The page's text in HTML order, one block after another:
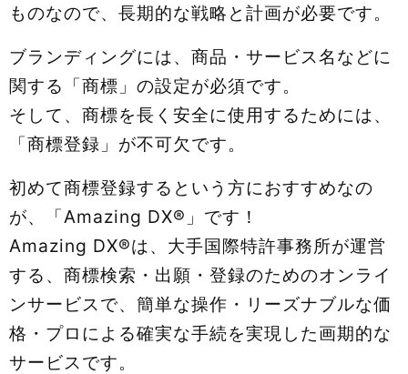
ものなので、長期的な戦略と計画が必要です。
ブランディングには、商品・サービス名などに
関する「商標」の設定が必須です。
そして、商標を長く安全に使用するためには、
「商標登録」が不可欠です。
初めて商標登録するという方におすすめなの
が、「Amazing DX®」です！
Amazing DX®は、大手国際特許事務所が運営
する、商標検索・出願・登録のためのオンライ
ンサービスで、簡単な操作・リーズナブルな価
格・プロによる確実な手続を実現した画期的な
サービスです。